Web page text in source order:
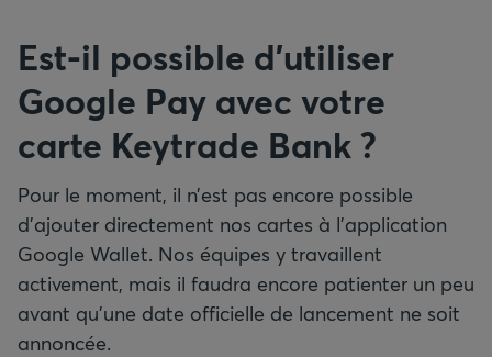
Est-il possible d’utiliser
Google Pay avec votre
carte Keytrade Bank ?
Pour le moment, il n’est pas encore possible
d’ajouter directement nos cartes à l’application
Google Wallet. Nos équipes y travaillent
activement, mais il faudra encore patienter un peu
avant qu’une date officielle de lancement ne soit
annoncée.